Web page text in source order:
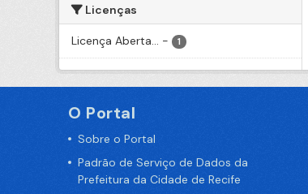
Licenças
Licença Aberta... - 1
O Portal
Sobre o Portal
Padrão de Serviço de Dados da
Prefeitura da Cidade de Recife